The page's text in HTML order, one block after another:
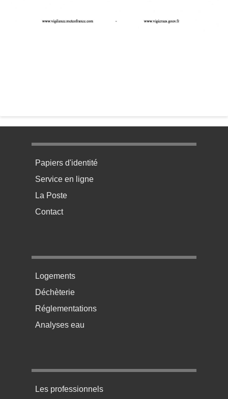
Menu pratique bas de page 1
Papiers d'identité
Service en ligne
La Poste
Contact
Menu pratique bas de page 2
Logements
Déchèterie
Réglementations
Analyses eau
Menu pratique bas de page 3
Les professionnels